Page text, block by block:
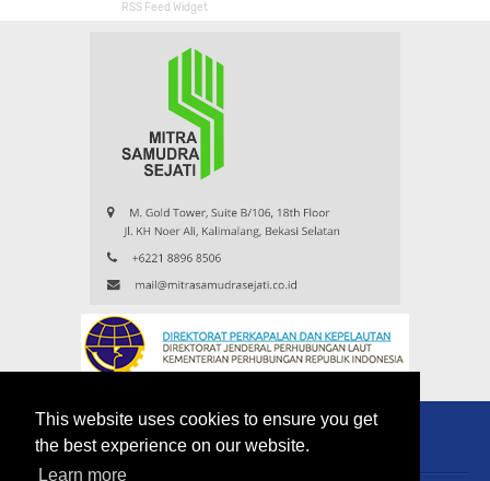
This website uses cookies to ensure you get
the best experience on our website.
Learn more
RSS Feed Widget